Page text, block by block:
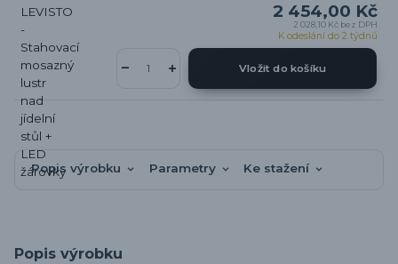
2 454,00 Kč
2 028,10 Kč bez DPH
K odeslání do 2 týdnů
Vložit do košíku
Popis výrobku Parametry Ke stažení
Popis výrobku